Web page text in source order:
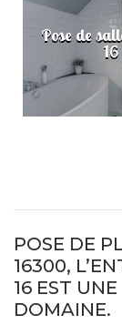
Pose de
16
POSE DE
16300,
16 EST
DOMAINE.